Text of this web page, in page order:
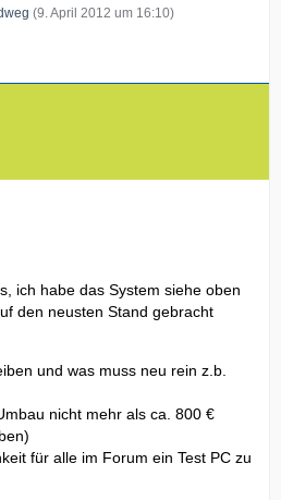
(9. April 2012 um 16:10)
ich habe das System siehe oben
den neusten Stand gebracht
und was muss neu rein z.b.
nicht mehr als ca. 800 €
für alle im Forum ein Test PC zu